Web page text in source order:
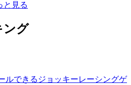
と見る
ング
ルできるジョッキーレーシングゲ